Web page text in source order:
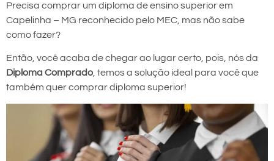
Precisa comprar um diploma de ensino superior em
Capelinha – MG reconhecido pelo MEC, mas não sabe
como fazer?
Então, você acaba de chegar ao lugar certo, pois, nós da
Diploma Comprado, temos a solução ideal para você que
também quer comprar diploma superior!